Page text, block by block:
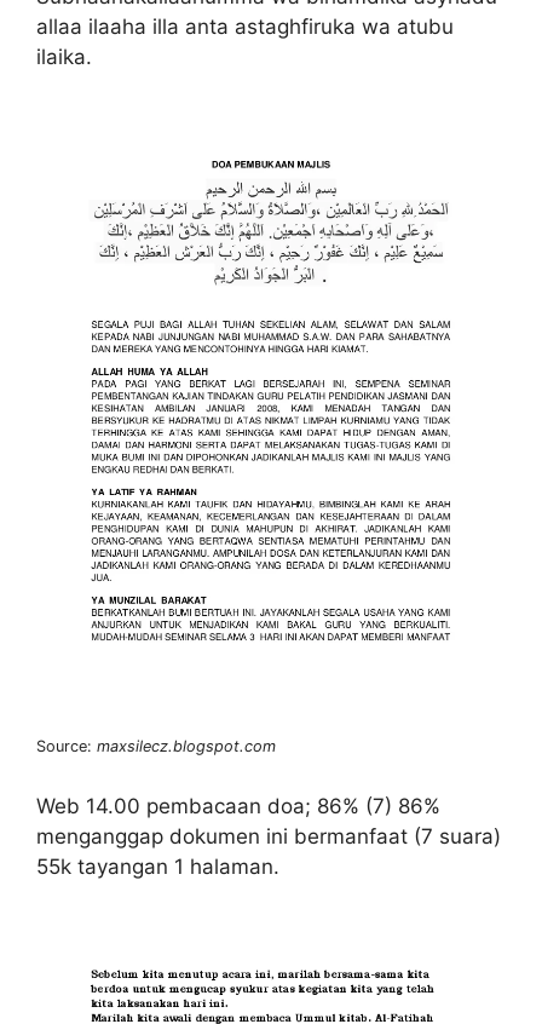
allaa ilaaha illa anta astaghfiruka wa atubu
ilaika.
Source: maxsilecz.blogspot.com
Web 14.00 pembacaan doa; 86% (7) 86%
menganggap dokumen ini bermanfaat (7 suara)
55k tayangan 1 halaman.